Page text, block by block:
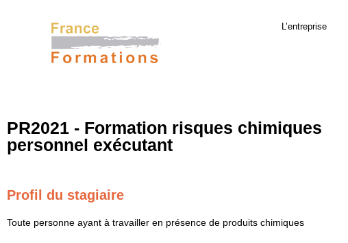
L’entreprise
PR2021 - Formation risques chimiques
personnel exécutant
Profil du stagiaire
Toute personne ayant à travailler en présence de produits chimiques